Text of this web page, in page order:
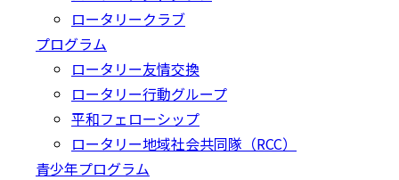
ロータリークラブ
プログラム
ロータリー友情交換
ロータリー行動グループ
平和フェローシップ
ロータリー地域社会共同隊（RCC）
青少年プログラム